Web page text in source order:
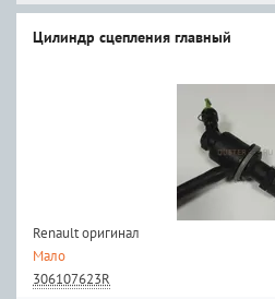
Цилиндр сцепления главный
Renault оригинал
Мало
306107623R